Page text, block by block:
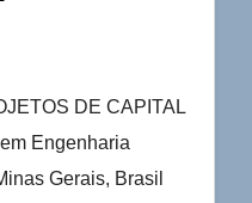
DE CAPITAL
Engenharia
Gerais, Brasil